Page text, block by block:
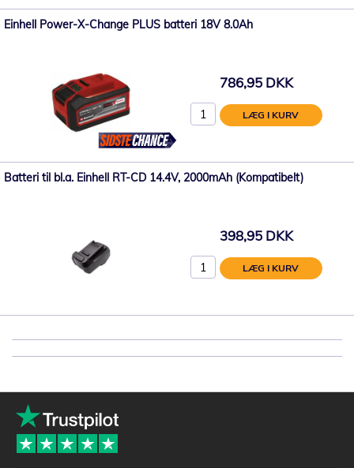
Einhell Power-X-Change PLUS batteri 18V 8.0Ah
786,95 DKK
LÆG I KURV
Batteri til bl.a. Einhell RT-CD 14.4V, 2000mAh (Kompatibelt)
398,95 DKK
LÆG I KURV